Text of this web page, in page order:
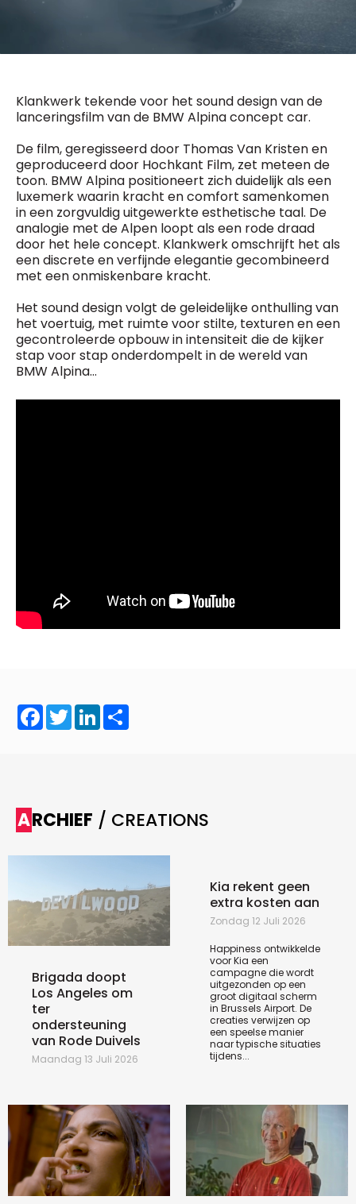
Klankwerk tekende voor het sound design van de
lanceringsfilm van de BMW Alpina concept car.
De film, geregisseerd door Thomas Van Kristen en
geproduceerd door Hochkant Film, zet meteen de
toon. BMW Alpina positioneert zich duidelijk als een
luxemerk waarin kracht en comfort samenkomen
in een zorgvuldig uitgewerkte esthetische taal. De
analogie met de Alpen loopt als een rode draad
door het hele concept. Klankwerk omschrijft het als
een discrete en verfijnde elegantie gecombineerd
met een onmiskenbare kracht.
Het sound design volgt de geleidelijke onthulling van
het voertuig, met ruimte voor stilte, texturen en een
gecontroleerde opbouw in intensiteit die de kijker
stap voor stap onderdompelt in de wereld van
BMW Alpina…
Facebook
TwitterLinkedIn
ARCHIEF / CREATIONS
Brigada doopt
Los Angeles om
ter
ondersteuning
van Rode Duivels
Maandag 13 Juli 2026
Kia rekent geen
extra kosten aan
Zondag 12 Juli 2026
Happiness ontwikkelde
voor Kia een
campagne die wordt
uitgezonden op een
groot digitaal scherm
in Brussels Airport. De
creaties verwijzen op
een speelse manier
naar typische situaties
tijdens...
Griet Byl
0475 97 12 57
Chief Editor
Damien Lemaire
0477 37 31 65
d.lemaire@mm.be
access
5 x week
MM e - News
1 x week
MM Tech
10 x year
MM Best of
Research
10 x year
MM Blue
4 x year
MM Magazine
(digital)